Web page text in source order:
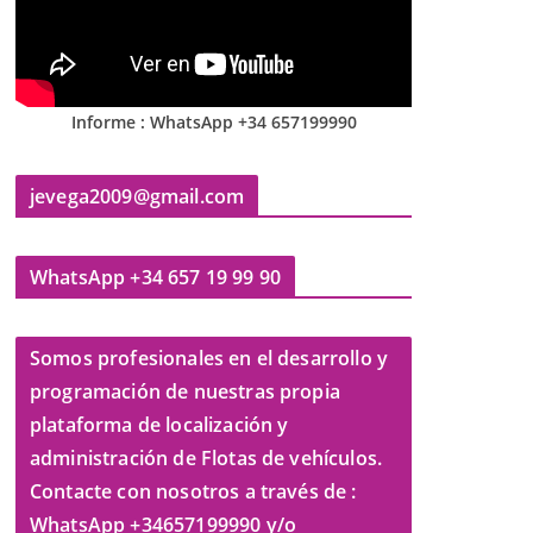
Informe : WhatsApp +34 657199990
jevega2009@gmail.com
WhatsApp +34 657 19 99 90
Somos profesionales en el desarrollo y
programación de nuestras propia
plataforma de localización y
administración de Flotas de vehículos.
Contacte con nosotros a través de :
WhatsApp +34657199990 y/o